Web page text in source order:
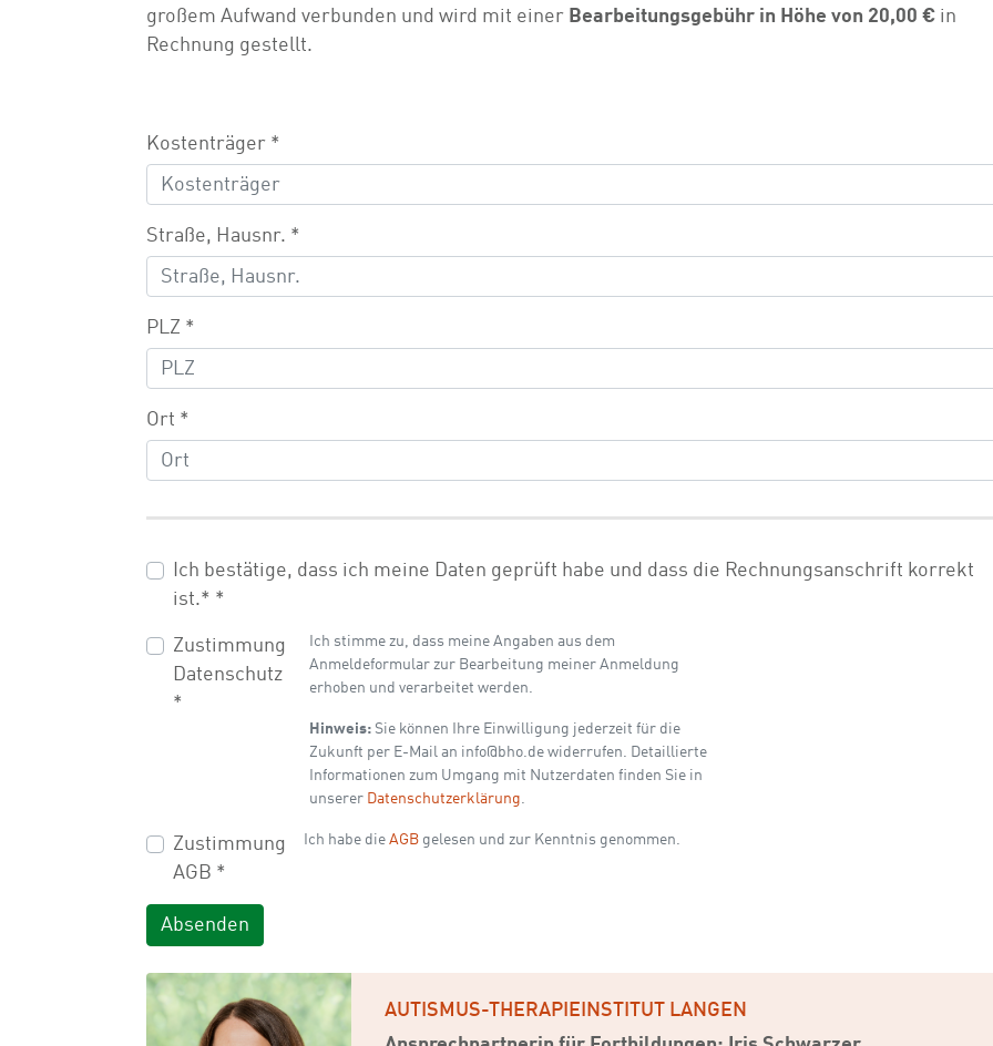
großem Aufwand verbunden und wird mit einer Bearbeitungsgebühr in Höhe von 20,00 € in
Rechnung gestellt.
Kostenträger *
Straße, Hausnr. *
PLZ *
Ort *
Ich bestätige, dass ich meine Daten geprüft habe und dass die Rechnungsanschrift korrekt
ist.* *
Zustimmung
Datenschutz
*
Ich stimme zu, dass meine Angaben aus dem
Anmeldeformular zur Bearbeitung meiner Anmeldung
erhoben und verarbeitet werden.
Hinweis:Sie können Ihre Einwilligung jederzeit für die
Zukunft per E-Mail an info@bho.de widerrufen. Detaillierte
Informationen zum Umgang mit Nutzerdaten finden Sie in
unserer Datenschutzerklärung.
Zustimmung
AGB *
Ich habe die AGBgelesen und zur Kenntnis genommen.
AUTISMUS-THERAPIEINSTITUT LANGEN